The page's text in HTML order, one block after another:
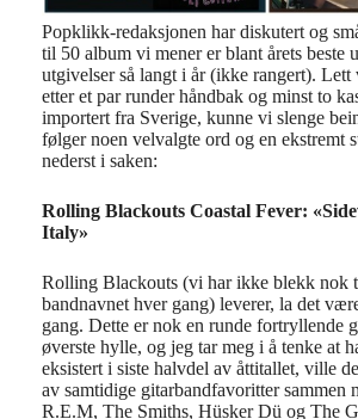
Popklikk-redaksjonen har diskutert og
til 50 album vi mener er blant årets beste
utgivelser så langt i år (ikke rangert). Lett
etter et par runder håndbak og minst to
importert fra Sverige, kunne vi slenge
følger noen velvalgte ord og en ekstremt
nederst i saken:
Rolling Blackouts Coastal Fever:
Italy»
Rolling Blackouts (vi har ikke blekk nok
bandnavnet hver gang) leverer, la det
gang. Dette er nok en runde fortryllende
øverste hylle, og jeg tar meg i å tenke at
eksistert i siste halvdel av åttitallet, ville
av samtidige gitarbandfavoritter sammen
R.E.M, The Smiths, Hüsker Dü og The